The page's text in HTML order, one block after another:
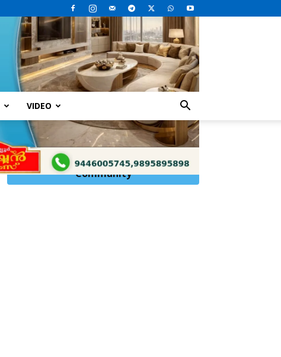
VIDEO
Click Here toJoinWhatsApp
Community